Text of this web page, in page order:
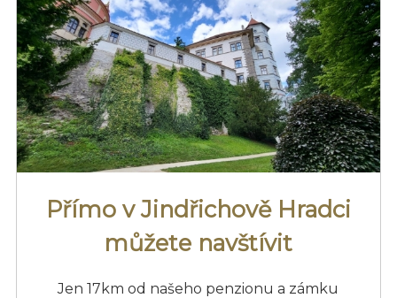
Přímo v Jindřichově Hradci
můžete navštívit
Jen 17km od našeho penzionu a zámku